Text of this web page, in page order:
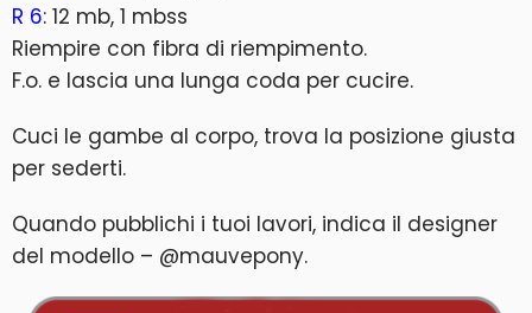
R 6: 12 mb, 1 mbss
Riempire con fibra di riempimento.
F.o. e lascia una lunga coda per cucire.
Cuci le gambe al corpo, trova la posizione giusta
per sederti.
Quando pubblichi i tuoi lavori, indica il designer
del modello – @mauvepony.